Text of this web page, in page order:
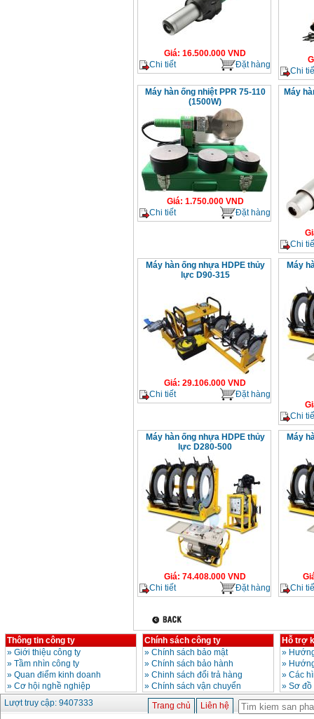
Giá: 16.500.000 VND
Chi tiết
Đặt hàng
Chi
Máy hàn ống nhiệt PPR 75-110
(1500W)
Giá: 1.750.000VND
Chi tiết
Đặt hàng
Máy
Chi
Máy hàn ống nhựa HDPE thủy
lực D90-315
Giá: 29.106.000 VND
Chi tiết
Đặt hàng
Máy
Chi
Máy hàn ống nhựa HDPE thủy
lực D280-500
Giá: 74.408.000 VND
Chi tiết
Đặt hàng
Máy
Chi
Thông tin công ty
» Giới thiệu công ty
» Tầm nhìn công ty
» Quan điểm kinh doanh
» Cơ hội nghề nghiệp
Chính sách công ty
» Chính sách bảo mật
» Chính sách bảo hành
» Chinh sách đổi trả hàng
» Chính sách vận chuyển
Hỗ trợ
»
»
» Các
» Sơ
Lượt truy cập: 9407333
Trang chủ Liên hệ